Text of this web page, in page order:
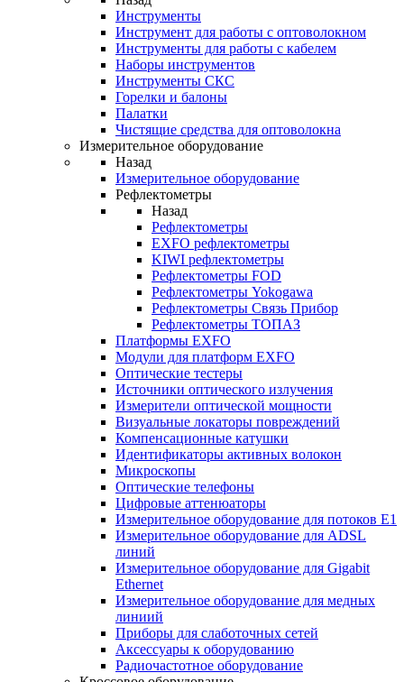
Инструменты
Инструмент для работы с оптоволокном
Инструменты для работы с кабелем
Наборы инструментов
Инструменты СКС
Горелки и балоны
Палатки
Чистящие средства для оптоволокна
Измерительное оборудование
Назад
Измерительное оборудование
Рефлектометры
Назад
Рефлектометры
EXFO рефлектометры
KIWI рефлектометры
Рефлектометры FOD
Рефлектометры Yokogawa
Рефлектометры Связь Прибор
Рефлектометры ТОПАЗ
Платформы EXFO
Модули для платформ EXFO
Оптические тестеры
Источники оптического излучения
Измерители оптической мощности
Визуальные локаторы повреждений
Компенсационные катушки
Идентификаторы активных волокон
Микроскопы
Оптические телефоны
Цифровые аттенюаторы
Измерительное оборудование для потоков Е1
Измерительное оборудование для ADSL
линий
Измерительное оборудование для Gigabit
Ethernet
Измерительное оборудование для медных
линиий
Приборы для слаботочных сетей
Аксессуары к оборудованию
Радиочастотное оборудование